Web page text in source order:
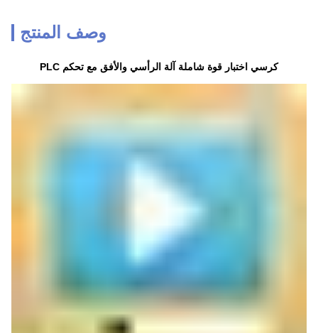
وصف المنتج
كرسي اختبار قوة شاملة آلة الرأسي والأفق مع تحكم PLC